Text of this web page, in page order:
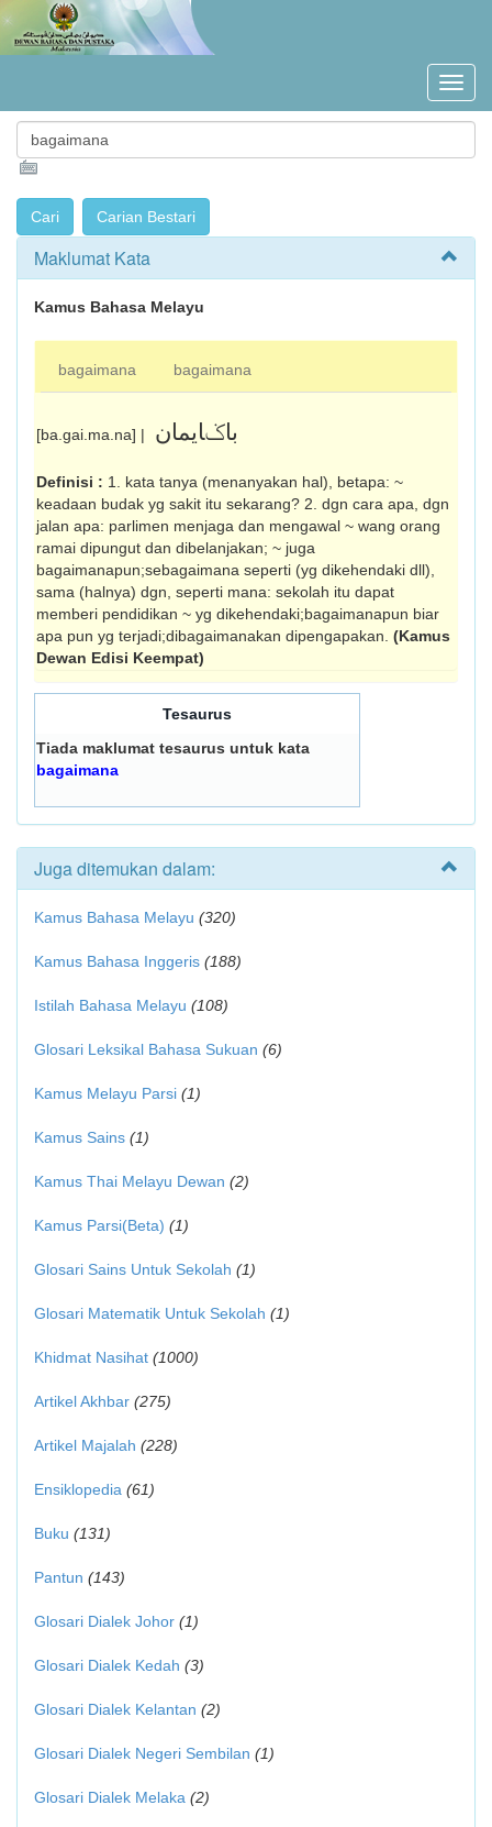
Maklumat Kata
Kamus Bahasa Melayu
bagaimana bagaimana
[ba.gai.ma.na] | باݢايمان
Definisi : 1. kata tanya (menanyakan hal), betapa: ~
keadaan budak yg sakit itu sekarang? 2. dgn cara apa, dgn
jalan apa: parlimen menjaga dan mengawal ~ wang orang
ramai dipungut dan dibelanjakan; ~ juga
bagaimanapun;sebagaimana seperti (yg dikehendaki dll),
sama (halnya) dgn, seperti mana: sekolah itu dapat
memberi pendidikan ~ yg dikehendaki;bagaimanapun biar
apa pun yg terjadi;dibagaimanakan dipengapakan. (Kamus
Dewan Edisi Keempat)
Tesaurus
Tiada maklumat tesaurus untuk kata
bagaimana
Juga ditemukan dalam:
Kamus Bahasa Melayu (320)
Kamus Bahasa Inggeris (188)
Istilah Bahasa Melayu (108)
Glosari Leksikal Bahasa Sukuan (6)
Kamus Melayu Parsi (1)
Kamus Sains (1)
Kamus Thai Melayu Dewan (2)
Kamus Parsi(Beta) (1)
Glosari Sains Untuk Sekolah (1)
Glosari Matematik Untuk Sekolah (1)
Khidmat Nasihat (1000)
Artikel Akhbar (275)
Artikel Majalah (228)
Ensiklopedia (61)
Buku (131)
Pantun (143)
Glosari Dialek Johor (1)
Glosari Dialek Kedah (3)
Glosari Dialek Kelantan (2)
Glosari Dialek Negeri Sembilan (1)
Glosari Dialek Melaka (2)